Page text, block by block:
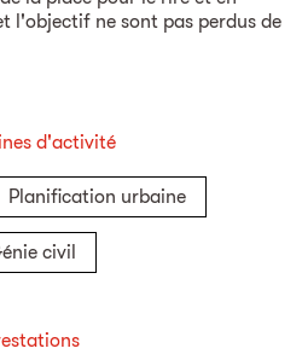
l'objectif ne sont pas perdus de
d'activité
Planification urbaine
civil